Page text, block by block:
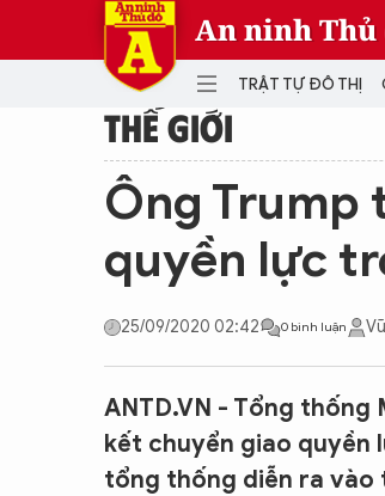
An ninh Thủ
TRẬT TỰ ĐÔ THỊ
TRẬT TỰ ĐÔ THỊ
THẾ GIỚI
THÀNH PHỐ
THỂ THAO
KINH DOANH
THẾ GIỚI
Ông Trump
quyền lực
25/09/2020 02:42 0 bình luận
ANTD.VN - Tổng
kết chuyển giao quyền
tổng thống diễn ra vào